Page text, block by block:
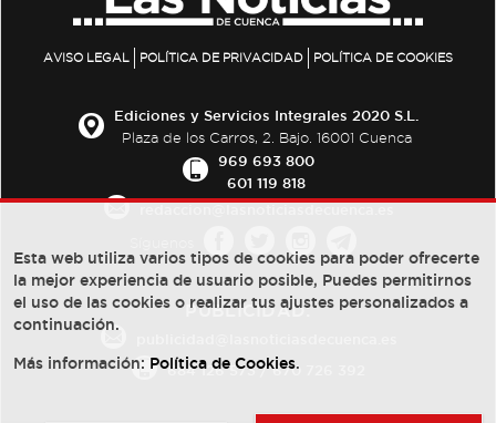
AVISO LEGAL POLÍTICA DE PRIVACIDAD POLÍTICA DE COOKIES
Ediciones y Servicios Integrales 2020 S.L.
Plaza de los Carros, 2. Bajo. 16001 Cuenca
969 693 800
601 119 818
PUBLICIDAD:
684 126 573/670 726 392
Esta web utiliza varios tipos de cookies para poder ofrecerte
la mejor experiencia de usuario posible, Puedes permitirnos
el uso de las cookies o realizar tus ajustes personalizados a
continuación.
Más información: Política de Cookies.